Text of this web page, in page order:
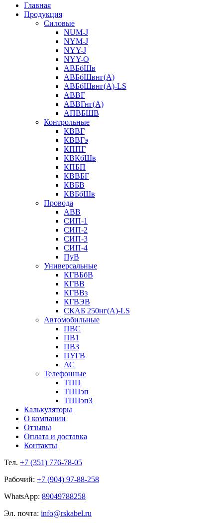
Главная
Продукция
Силовые
NUM-J
NYM-J
NYY-J
NYY-O
АВБбШв
АВБбШвнг(А)
АВБбШвнг(А)-LS
АВВГ
АВВГнг(А)
АПВБШВ
Контрольные
КВВГ
КВВГэ
КППГ
КВКбШв
КПБП
КВВБГ
КВБВ
КВБбШв
Провода
АВВ
СИП-1
СИП-2
СИП-3
СИП-4
ПуВ
Универсальные
КГВБбВ
КГВВ
КГВВз
КГВЭВ
СКАБ 250нг(А)-LS
Автомобильные
ПВС
ПВ1
ПВ3
ПУГВ
АС
Телефонные
ТПП
ТППэп
ТППэпЗ
Калькуляторы
О компании
Отзывы
Оплата и доставка
Контакты
Тел. +7 (351) 776-78-05
Рабочий: +7 (904) 97-88-258
WhatsApp: 89049788258
Эл. почта: info@rskabel.ru